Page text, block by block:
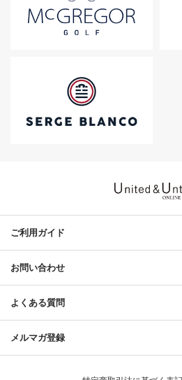
ご利用ガイド
お問い合わせ
よくある質問
メルマガ登録